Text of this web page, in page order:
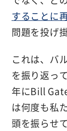
することに
問題を投げ
これは、バ
を振り返っ
年にBill
は何度も私
頭を振らせ